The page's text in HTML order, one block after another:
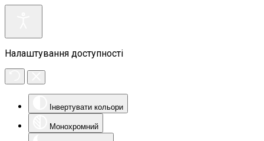
Налаштування доступності
Інвертувати кольори
Монохромний